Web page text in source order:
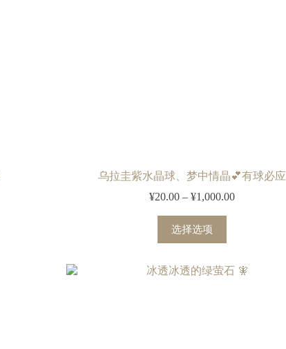
乌拉圭紫水晶球、梦中情晶💕有球必应
¥20.00 – ¥1,000.00
选择选项